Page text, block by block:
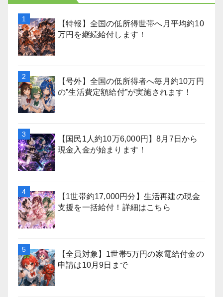
【特報】全国の低所得世帯へ月平均約10
万円を継続給付します！
【号外】全国の低所得者へ毎月約10万円
の”生活費定額給付”が実施されます！
【国民1人約10万6,000円】8月7日から
現金入金が始まります！
【1世帯約17,000円分】生活再建の現金
支援を一括給付！詳細はこちら
【全員対象】1世帯5万円の家電給付金の
申請は10月9日まで